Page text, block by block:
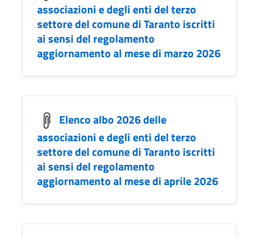
associazioni e degli enti del terzo
settore del comune di Taranto iscritti
ai sensi del regolamento
aggiornamento al mese di marzo 2026
Elenco albo 2026 delle
associazioni e degli enti del terzo
settore del comune di Taranto iscritti
ai sensi del regolamento
aggiornamento al mese di aprile 2026